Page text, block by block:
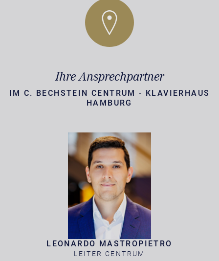
Ihre Ansprechpartner
IM C. BECHSTEIN CENTRUM - KLAVIERHAUS
HAMBURG
LEONARDO MASTROPIETRO
LEITER CENTRUM